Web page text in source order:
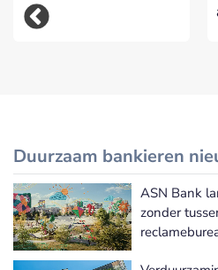
Duurzaam bankieren
Meer
ASN Bank
zonder